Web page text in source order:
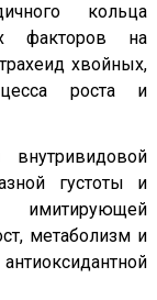
кольца
факторов на
хвойных,
роста и
густоты и
имитирующей
метаболизм и